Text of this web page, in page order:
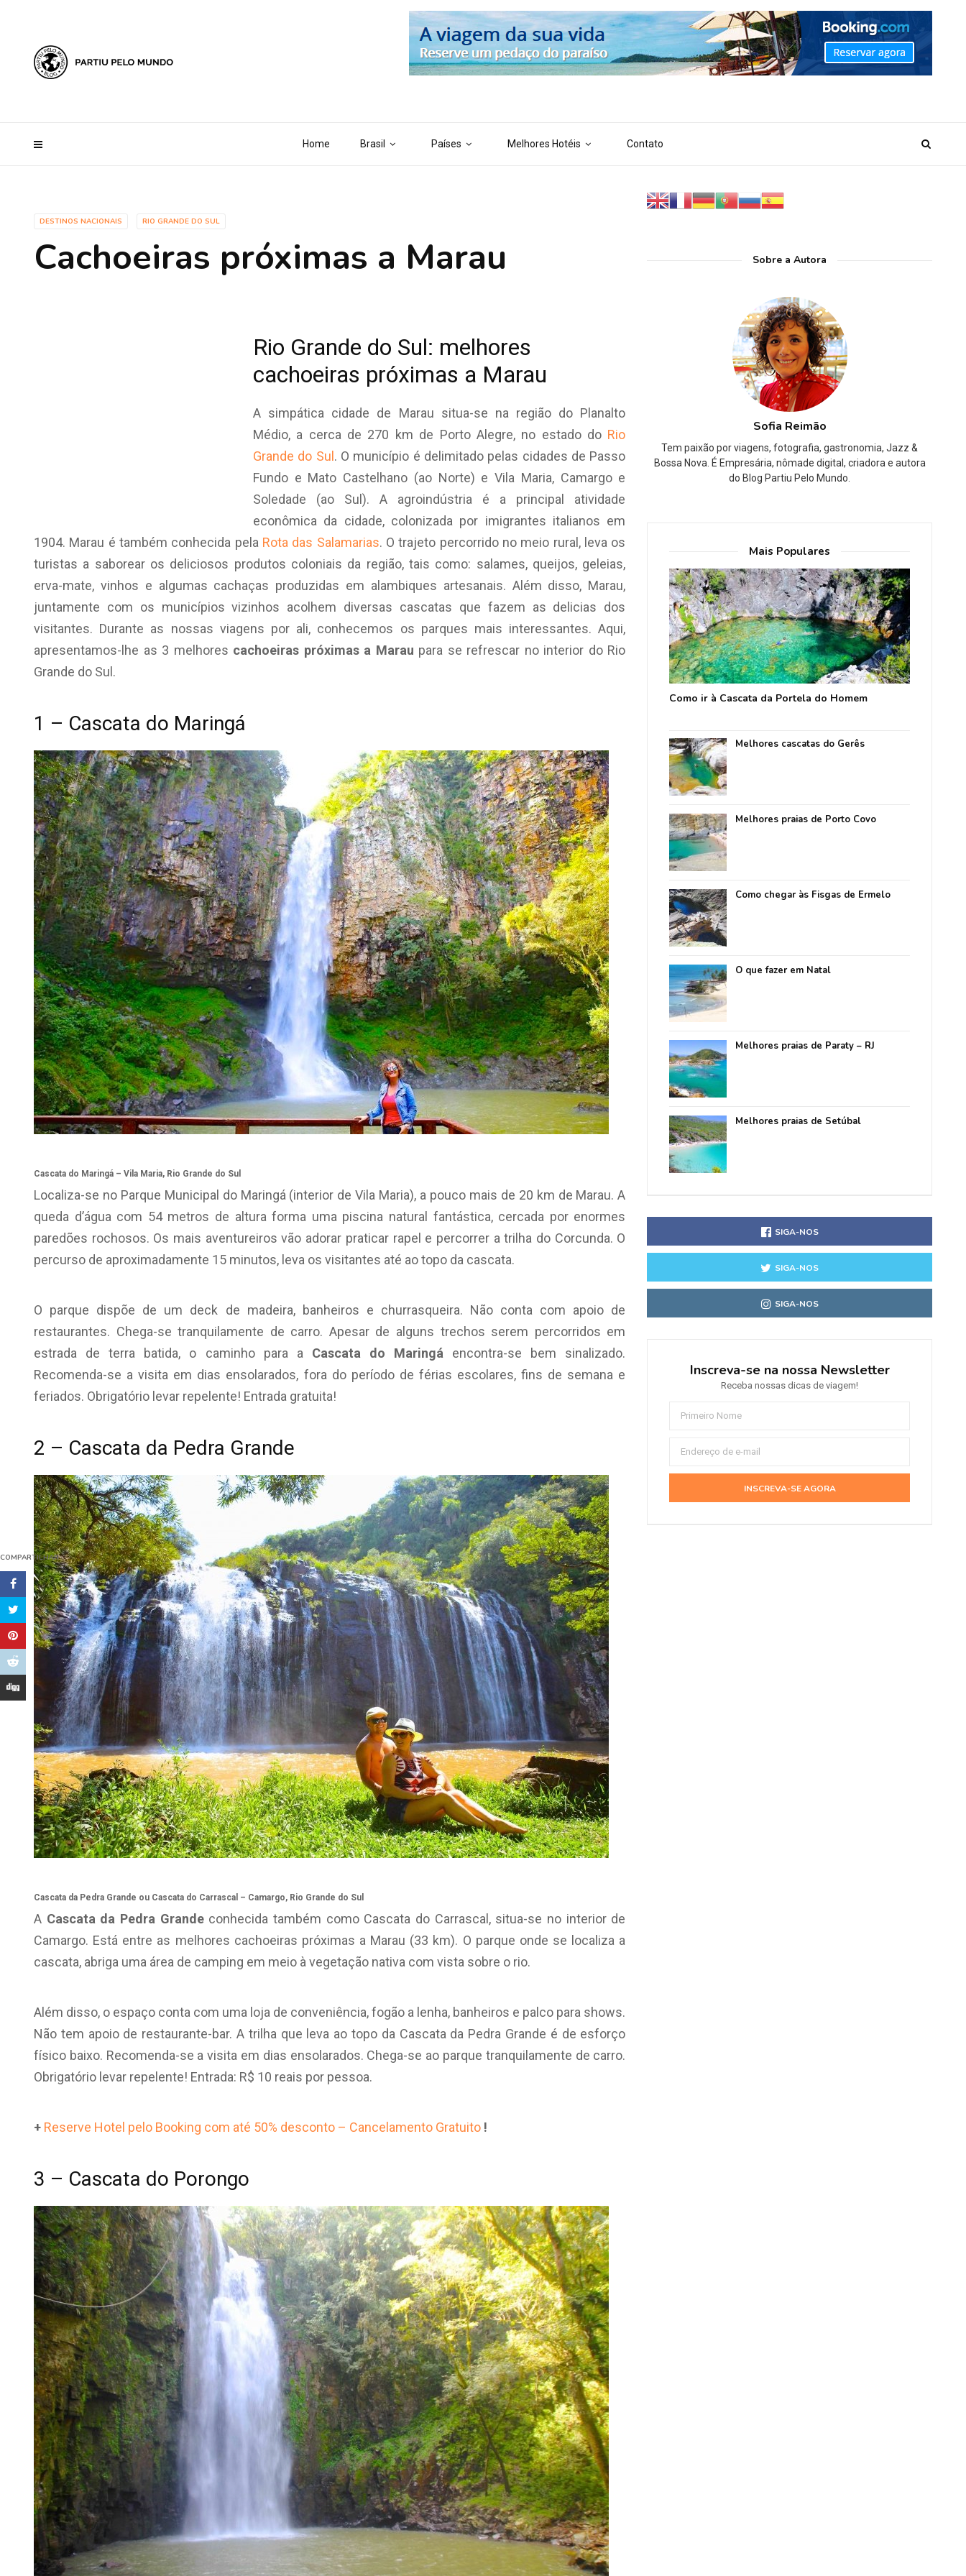
Home Brasil Países Melhores Hotéis Contato
DESTINOS NACIONAIS RIO GRANDE DO SUL
Cachoeiras próximas a Marau
COMPARTILHAR
Rio Grande do Sul: melhores
cachoeiras próximas a Marau
A simpática cidade de Marau situa-se na região do Planalto
Médio, a cerca de 270 km de Porto Alegre, no estado do Rio
Grande do Sul . O município é delimitado pelas cidades de Passo
Fundo e Mato Castelhano (ao Norte) e Vila Maria, Camargo e
Soledade (ao Sul). A agroindústria é a principal atividade
econômica da cidade, colonizada por imigrantes italianos em
1904. Marau é também conhecida pela Rota das Salamarias. O trajeto percorrido no meio rural, leva os
turistas a saborear os deliciosos produtos coloniais da região, tais como: salames, queijos, geleias,
erva-mate, vinhos e algumas cachaças produzidas em alambiques artesanais. Além disso, Marau,
juntamente com os municípios vizinhos acolhem diversas cascatas que fazem as delicias dos
visitantes. Durante as nossas viagens por ali, conhecemos os parques mais interessantes. Aqui,
apresentamos-lhe as 3 melhores cachoeiras próximas a Marau para se refrescar no interior do Rio
Grande do Sul.
1 – Cascata do Maringá
Cascata do Maringá – Vila Maria, Rio Grande do Sul
Localiza-se no Parque Municipal do Maringá (interior de Vila Maria), a pouco mais de 20 km de Marau. A
queda d’água com 54 metros de altura forma uma piscina natural fantástica, cercada por enormes
paredões rochosos. Os mais aventureiros vão adorar praticar rapel e percorrer a trilha do Corcunda. O
percurso de aproximadamente 15 minutos, leva os visitantes até ao topo da cascata.
O parque dispõe de um deck de madeira, banheiros e churrasqueira. Não conta com apoio de
restaurantes. Chega-se tranquilamente de carro. Apesar de alguns trechos serem percorridos em
estrada de terra batida, o caminho para a Cascata do Maringá encontra-se bem sinalizado.
Recomenda-se a visita em dias ensolarados, fora do período de férias escolares, fins de semana e
feriados. Obrigatório levar repelente! Entrada gratuita!
2 – Cascata da Pedra Grande
Cascata da Pedra Grande ou Cascata do Carrascal – Camargo, Rio Grande do Sul
A Cascata da Pedra Grandeconhecida também como Cascata do Carrascal, situa-se no interior de
Camargo. Está entre as melhores cachoeiras próximas a Marau (33 km). O parque onde se localiza a
cascata, abriga uma área de camping em meio à vegetação nativa com vista sobre o rio.
Além disso, o espaço conta com uma loja de conveniência, fogão a lenha, banheiros e palco para shows.
Não tem apoio de restaurante-bar. A trilha que leva ao topo da Cascata da Pedra Grande é de esforço
físico baixo. Recomenda-se a visita em dias ensolarados. Chega-se ao parque tranquilamente de carro.
Obrigatório levar repelente! Entrada: R$ 10 reais por pessoa.
+ Reserve Hotel pelo Booking com até 50% desconto – Cancelamento Gratuito !
3 – Cascata do Porongo
Sobre a Autora
Sofia Reimão
Tem paixão por viagens, fotografia, gastronomia, Jazz &
Bossa Nova. É Empresária, nômade digital, criadora e autora
do Blog Partiu Pelo Mundo.
Mais Populares
Como ir à Cascata da Portela do Homem
Melhores cascatas do Gerês
Melhores praias de Porto Covo
Como chegar às Fisgas de Ermelo
O que fazer em Natal
Melhores praias de Paraty – RJ
Melhores praias de Setúbal
SIGA-NOS
SIGA-NOS
SIGA-NOS
Inscreva-se na nossa Newsletter
Receba nossas dicas de viagem!